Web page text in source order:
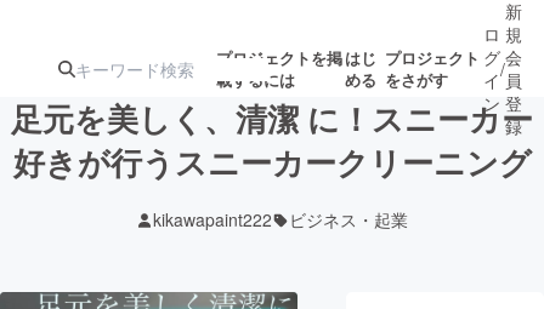
プロジェクトを掲
載するには
はじ
める
プロジェクト
をさがす
ターン
ジェクト
募集終了が近いプ
ロジェクト
ロ
グ
イ
ン
/
新
規
会
員
登
録
足元を美しく、清潔 に！スニーカー
好きが行うスニーカークリーニング
kikawapaint222 ビジネス・起業